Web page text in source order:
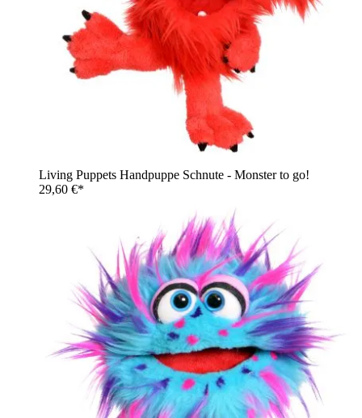
Living Puppets Handpuppe Schnute - Monster to go!
29,60 €*